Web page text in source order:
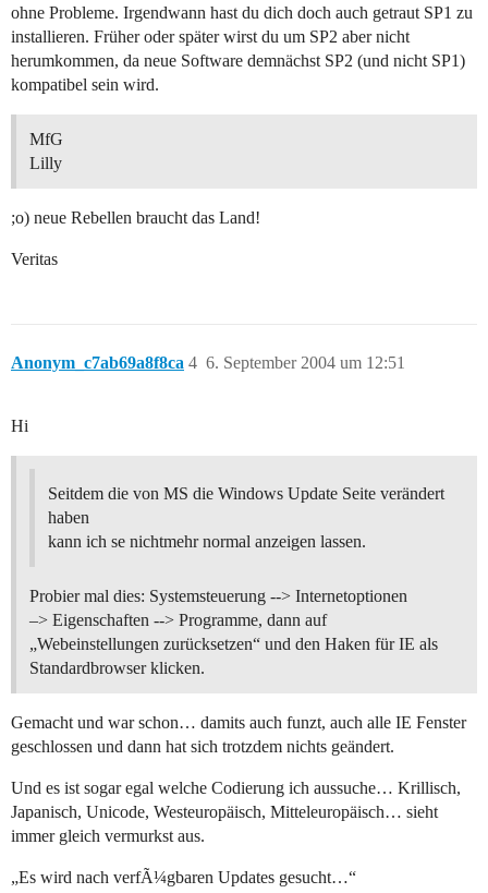
ohne Probleme. Irgendwann hast du dich doch auch getraut SP1 zu
installieren. Früher oder später wirst du um SP2 aber nicht
herumkommen, da neue Software demnächst SP2 (und nicht SP1)
kompatibel sein wird.
MfG
Lilly
;o) neue Rebellen braucht das Land!
Veritas
Anonym_c7ab69a8f8ca 6. September 2004 um 12:51
4
Hi
Seitdem die von MS die Windows Update Seite verändert
haben
kann ich se nichtmehr normal anzeigen lassen.
Probier mal dies: Systemsteuerung --> Internetoptionen
–> Eigenschaften --> Programme, dann auf
„Webeinstellungen zurücksetzen“ und den Haken für IE als
Standardbrowser klicken.
Gemacht und war schon… damits auch funzt, auch alle IE Fenster
geschlossen und dann hat sich trotzdem nichts geändert.
Und es ist sogar egal welche Codierung ich aussuche… Krillisch,
Japanisch, Unicode, Westeuropäisch, Mitteleuropäisch… sieht
immer gleich vermurkst aus.
„Es wird nach verfÃ¼gbaren Updates gesucht…“